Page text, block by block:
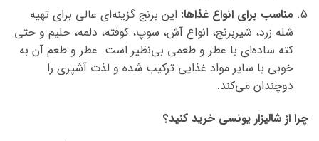
مناسب برای انواع غذاها: این برنج گزینه‌ای عالی برای تهیه
شله زرد، شیربرنج، انواع آش، سوپ، کوفته، دلمه، حلیم و حتی
کته ساده‌ای با عطر و طعمی بی‌نظیر است. عطر و طعم آن به
خوبی با سایر مواد غذایی ترکیب شده و لذت آشپزی را
دوچندان می‌کند.
چرا از شالیزار یونسی خرید کنید؟